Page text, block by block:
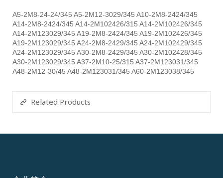
A5-2M8-24-24/345 A5-2M12-3029/345 A10-2M8-2424/345
A14-2M8-2424/345 A14-2M102426/315 A14-2M102426/345
A14-2M123029/345 A19-2M8-2424/345 A19-2M102426/345
A19-2M123029/345 A24-2M8-2429/345 A24-2M102429/345
A24-2M123029/345 A30-2M8-2429/345 A30-2M102428/345
A30-2M123029/345 A37-2M10-25/315 A37-2M123031/345
A48-2M12-30/45 A48-2M123031/345 A60-2M123038/345
Related Products